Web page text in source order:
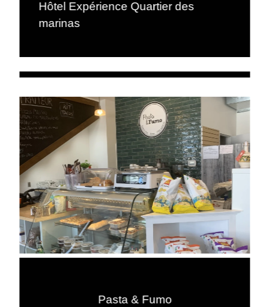
Hôtel Expérience Quartier des
marinas
Pasta & Fumo